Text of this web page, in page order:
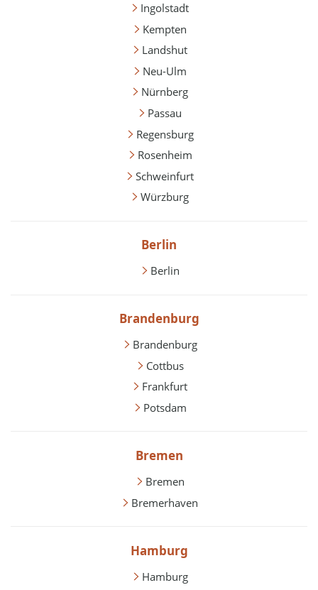
Ingolstadt
Kempten
Landshut
Neu-Ulm
Nürnberg
Passau
Regensburg
Rosenheim
Schweinfurt
Würzburg
Berlin
Berlin
Brandenburg
Brandenburg
Cottbus
Frankfurt
Potsdam
Bremen
Bremen
Bremerhaven
Hamburg
Hamburg